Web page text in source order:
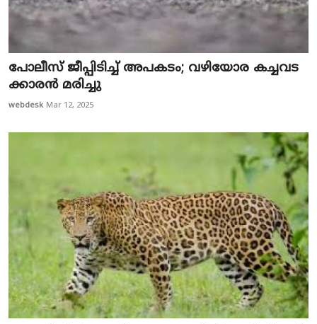
പോ​ലീ​സ് ജീ​പ്പി​ടി​ച്ച് അ​പ​ക​ടം; വ​ഴി​യോ​ര ക​ച്ച​വ​ട​
ക്കാ​ര​ന്‍ മ​രി​ച്ചു
webdesk Mar 12, 2025